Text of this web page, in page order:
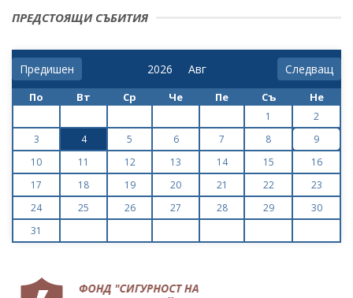
ПРЕДСТОЯЩИ СЪБИТИЯ
Предишен Следващ
По Вт Ср Че Пе Съ Не
1
2
3
4 5 6 7 8
9
10
11 12 13 14 15
16
17
18 19 20 21 22
23
24
25 26 27 28 29
30
31